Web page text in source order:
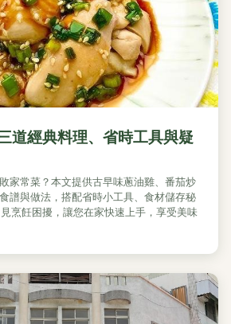
道經典料理、省時工具與疑
家常菜？本文提供古早味蔥油雞、番茄炒
譜與做法，搭配省時小工具、食材儲存秘
烹飪困擾，讓您在家快速上手，享受美味